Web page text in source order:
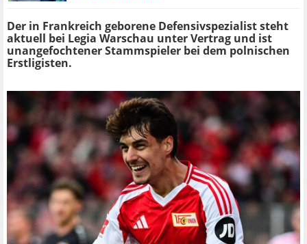
Der in Frankreich geborene Defensivspezialist steht
aktuell bei Legia Warschau unter Vertrag und ist
unangefochtener Stammspieler bei dem polnischen
Erstligisten.